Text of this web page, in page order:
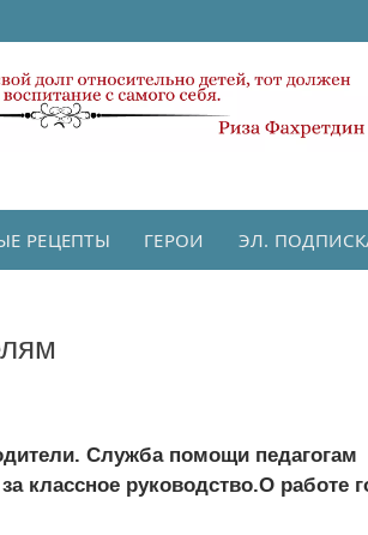
РЕЦЕПТЫ ГЕРОИ ЭЛ.
Служба помощи педагогам
классное руководство.О работе